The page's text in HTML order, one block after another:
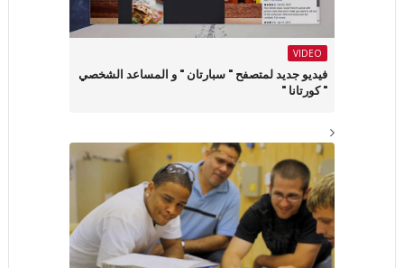
VIDEO
فيديو جديد لمتصفح " سبارتان " و المساعد الشخصي
" كورتانا "